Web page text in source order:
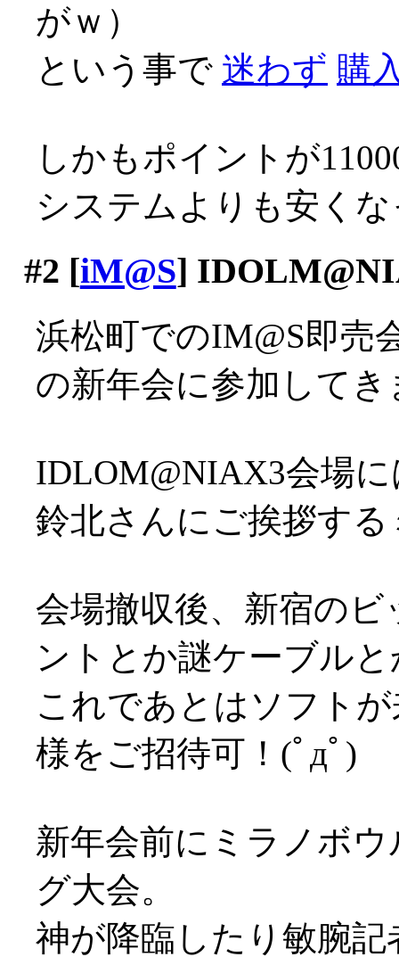
がｗ）
という事で 迷わず 購
しかもポイントが
システムよりも安く
#2 [iM@S]
浜松町でのIM@S即売
の新年会に参加してき
IDLOM@NIAX3会場
鈴北さんにご挨拶す
会場撤収後、新宿の
ントとか謎ケーブル
これであとはソフト
様をご招待可！(ﾟдﾟ)
新年会前にミラノボ
グ大会。
神が降臨したり敏腕